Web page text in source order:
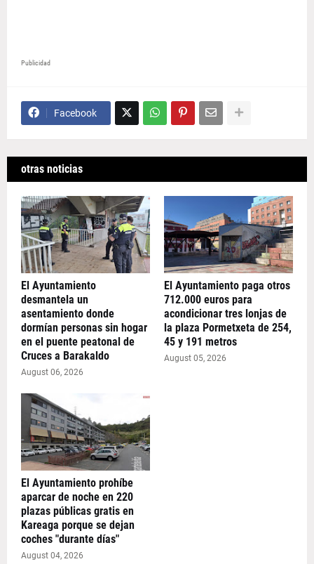
Publicidad
Facebook
otras noticias
El Ayuntamiento
desmantela un
asentamiento donde
dormían personas sin hogar
en el puente peatonal de
Cruces a Barakaldo
August 06, 2026
El Ayuntamiento paga otros
712.000 euros para
acondicionar tres lonjas de
la plaza Pormetxeta de 254,
45 y 191 metros
August 05, 2026
El Ayuntamiento prohíbe
aparcar de noche en 220
plazas públicas gratis en
Kareaga porque se dejan
coches "durante días"
August 04, 2026